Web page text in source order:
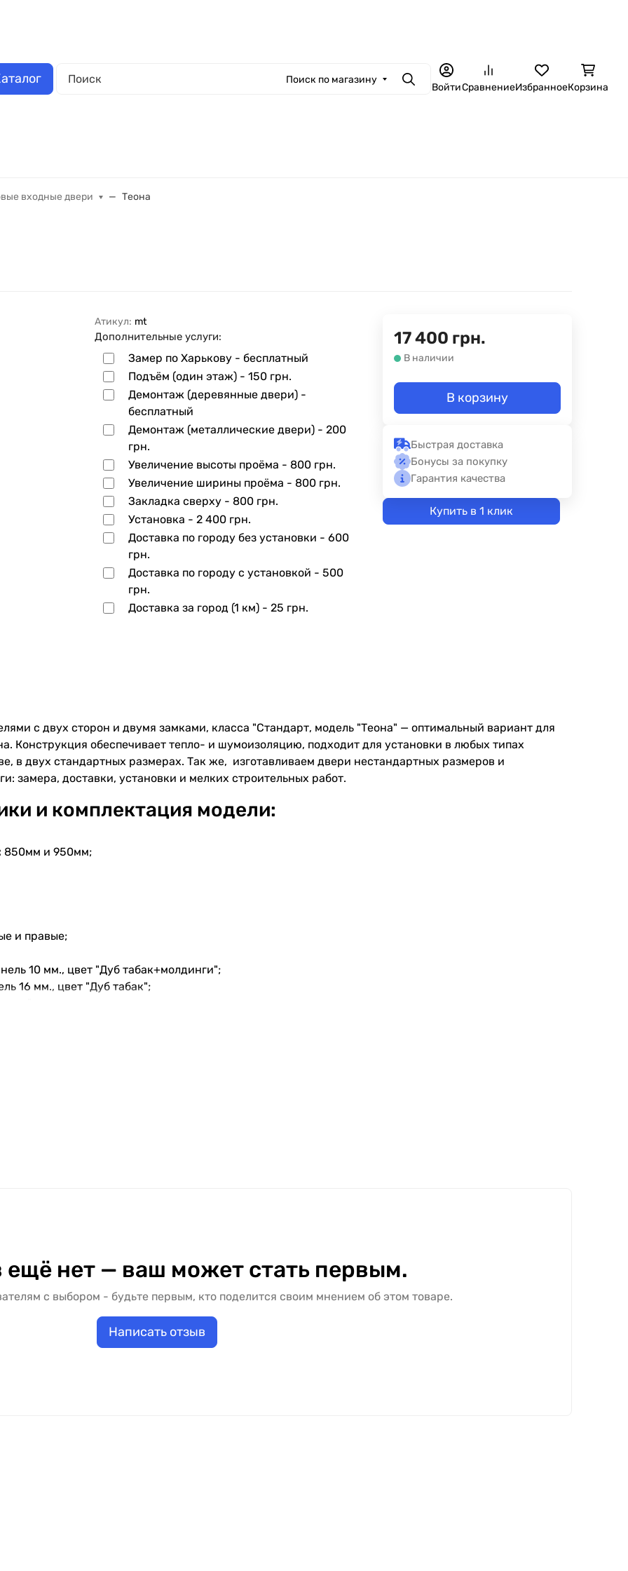
Поиск по магазину ПоискВойтиСравнениеИзбранноеКорзина
входные двери Теона
Атикул: mt
Дополнительные услуги:
Замер по Харькову - бесплатный
Подъём (один этаж) -150 грн.
Демонтаж (деревянные двери) -
бесплатный
Демонтаж (металлические двери) -200
грн.
Увеличение высоты проёма - 800 грн.
Увеличение ширины проёма - 800 грн.
Закладка сверху - 800 грн.
Установка -2 400 грн.
Доставка по городу без установки -600
грн.
Доставка по городу с установкой -500
грн.
Доставка за город (1 км) -25 грн.
17 400 грн.
В наличии
В корзину
Быстрая доставка
Бонусы за покупку
Гарантия качества
Купить в 1 клик
с двух сторон и двумя замками, класса "Стандарт, модель "Теона" — оптимальный вариант для
Конструкция обеспечивает тепло- и шумоизоляцию, подходит для установки в любых типах
в двух стандартных размерах. Так же, изготавливаем двери нестандартных размеров и
замера, доставки, установки и мелких строительных работ.
и комплектация модели:
850мм и 950мм;
и правые;
10 мм., цвет "Дуб табак+молдинги";
16 мм., цвет "Дуб табак";
ещё нет — ваш может стать первым.
с выбором - будьте первым, кто поделится своим мнением об этом товаре.
Написать отзыв